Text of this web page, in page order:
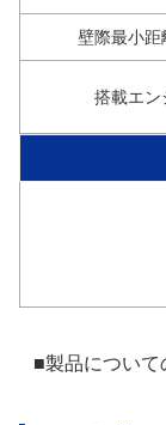
壁際最小
搭載エン
■製品について